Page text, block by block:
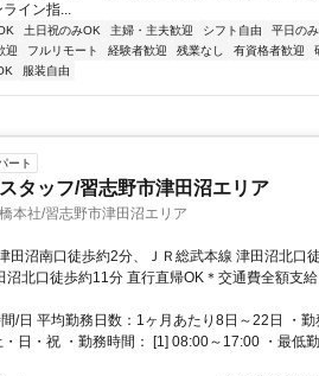
イン指...
土日祝のみOK 主婦・主夫歓迎 シフト自由
平日の
迎 フルリモート 経験者歓迎 残業なし 有資格者歓迎
服装自由
ート
タッフ/習志野市津田沼エリア
本社/習志野市津田沼エリア
田沼南口徒歩約2分、ＪＲ総武本線 津田沼北口
沼北口徒歩約11分 直行直帰OK＊交通費全額支給
/日 平均勤務日数：1ヶ月あたり8日～22日 ・勤
日・祝 ・勤務時間： [1] 08:00～17:00 ・最低